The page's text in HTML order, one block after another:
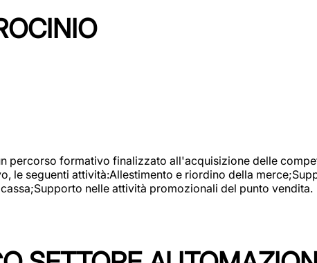
percorso formativo finalizzato all'acquisizione delle
le seguenti attività:Allestimento e riordino della
nelle attività promozionali del punto vendita.